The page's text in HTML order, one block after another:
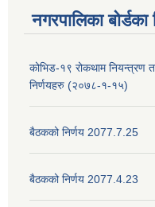
नगरपालिका बोर्डका
कोभिड-१९ रोकथाम नियन्त्रण
निर्णयहरु (२०७८-१-१५)
बैठकको निर्णय 2077.7.25
बैठकको निर्णय 2077.4.23